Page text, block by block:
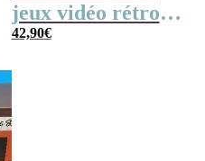
jeux vidéo rétro
(avec sa console de
42,90€